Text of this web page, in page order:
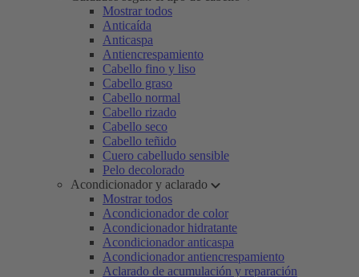
Mostrar todos
Anticaída
Anticaspa
Antiencrespamiento
Cabello fino y liso
Cabello graso
Cabello normal
Cabello rizado
Cabello seco
Cabello teñido
Cuero cabelludo sensible
Pelo decolorado
Acondicionador y aclarado
Mostrar todos
Acondicionador de color
Acondicionador hidratante
Acondicionador anticaspa
Acondicionador antiencrespamiento
Aclarado de acumulación y reparación